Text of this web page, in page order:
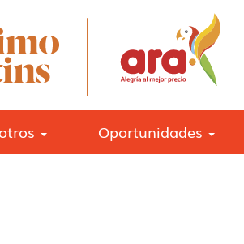
Oportunidades